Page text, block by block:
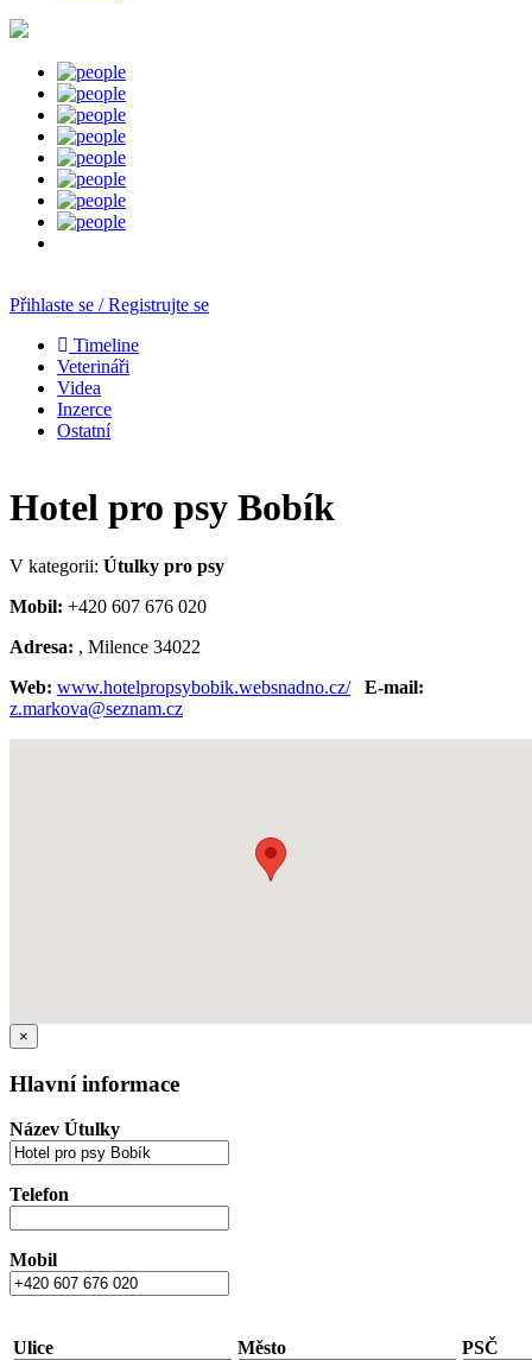
Přihlaste se / Registrujte se
Timeline
Veterináři
Videa
Inzerce
Ostatní
Hotel pro psy Bobík
V kategorii: Útulky pro psy
Mobil: +420 607 676 020
Adresa: , Milence 34022
Web: www.hotelpropsybobik.websnadno.cz/
E-mail:
z.markova@seznam.cz
×
Hlavní informace
Název Útulky
Telefon
Mobil
Ulice Město PSČ